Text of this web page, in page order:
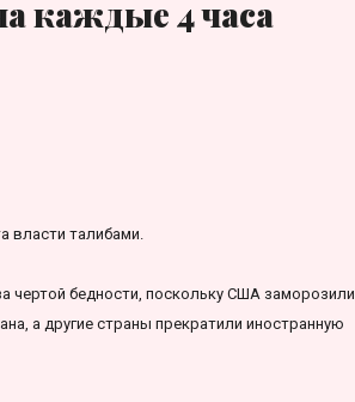
каждые 4 часа
власти талибами.
чертой бедности, поскольку США заморозили
а другие страны прекратили иностранную